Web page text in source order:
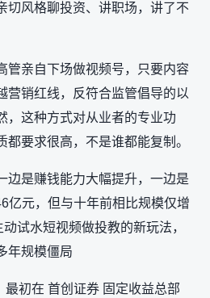
切风格聊投资、讲职场，讲了不
管亲自下场做视频号，只要内容
营销红线，反符合监管倡导的以
，这种方式对从业者的专业功
都要求很高，不是谁都能复制。
边是赚钱能力大幅提升，一边是
亿元，但与十年前相比规模仅增
试水短视频做投教的新玩法，
年规模僵局
初在 首创证券 固定收益总部